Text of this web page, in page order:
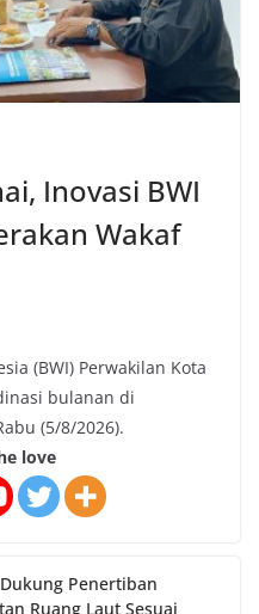
Inovasi BWI
Wakaf
(BWI) Perwakilan Kota
bulanan di
(5/8/2026).
love
Penertiban
Ruang Laut Sesuai